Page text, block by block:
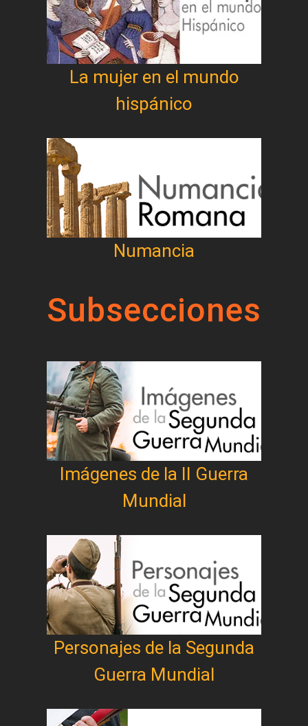
La mujer en el mundo
hispánico
Numancia
Subsecciones
Imágenes de la II Guerra
Mundial
Personajes de la Segunda
Guerra Mundial